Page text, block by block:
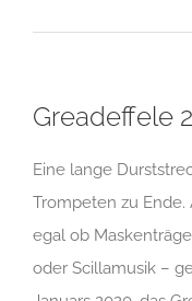
Greadeffele
Eine lange
Trompeten zu
egal ob
oder Scillamusik –